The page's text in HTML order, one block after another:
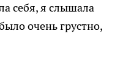
себя, я слышала
очень грустно,